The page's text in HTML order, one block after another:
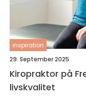
inspiration
29. September 2025
Kiropraktor på
livskvalitet